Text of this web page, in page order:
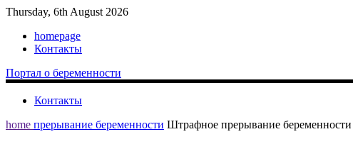
Thursday, 6th August 2026
homepage
Контакты
Портал о беременности
Контакты
home прерывание беременности Штрафное прерывание беременности